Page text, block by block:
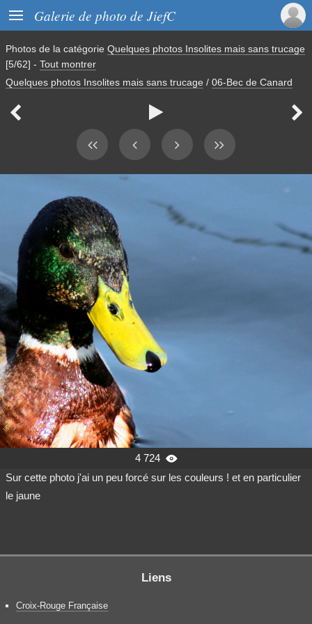
 Galerie de photo de JiefC
Photos de la catégorie Quelques photos Insolites mais sans trucage
[5/62] - Tout montrer
Quelques photos Insolites mais sans trucage / 06-Bec de Canard
  
4 724 
Sur cette photo j'ai un peu forcé sur les couleurs ! et en particulier
le jaune
Liens
Croix-Rouge Française